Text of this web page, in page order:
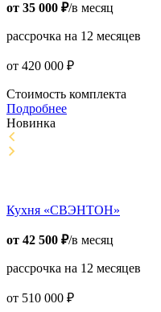
от 35 000 ₽/в месяц
рассрочка на 12 месяцев
от 420 000 ₽
Стоимость комплекта
Подробнее
Новинка
Кухня «СВЭНТОН»
от 42 500 ₽/в месяц
рассрочка на 12 месяцев
от 510 000 ₽